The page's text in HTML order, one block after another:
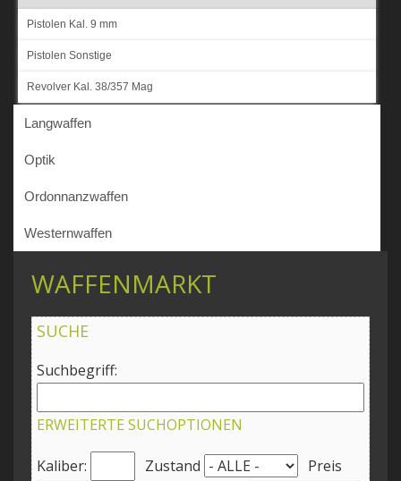
Pistolen Kal. 9 mm
Pistolen Sonstige
Revolver Kal. 38/357 Mag
Langwaffen
Optik
Ordonnanzwaffen
Westernwaffen
WAFFENMARKT
SUCHE
Suchbegriff:
ERWEITERTE SUCHOPTIONEN
Kaliber: Zustand
Preis